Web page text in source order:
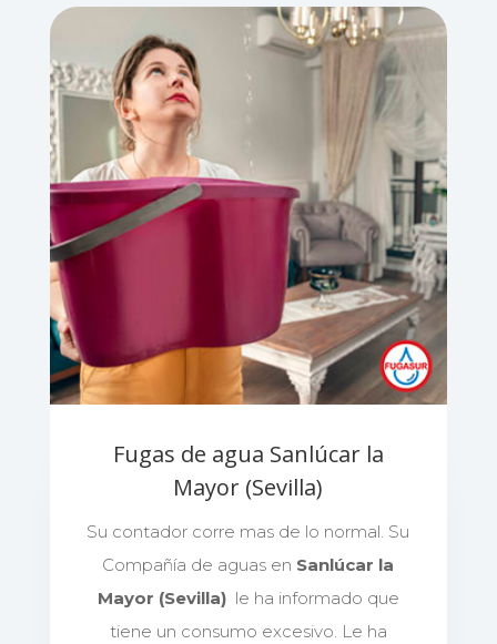
Fugas de agua Sanlúcar la
Mayor (Sevilla)
Su contador corre mas de lo normal. Su
Compañía de aguas en Sanlúcar la
Mayor (Sevilla)le ha informado que
tiene un consumo excesivo. Le ha